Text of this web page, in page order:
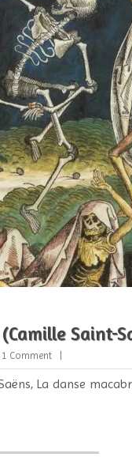
Saint-
1 Comment
La danse